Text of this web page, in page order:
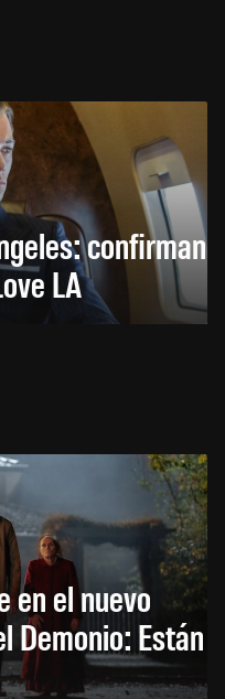
confirman
LA
en el nuevo
Demonio: Están